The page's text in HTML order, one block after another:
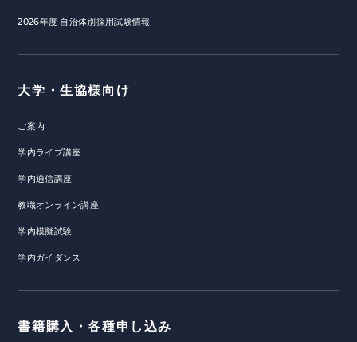
2026年度 自治体別採用試験情報
大学・生協様向け
ご案内
学内ライブ講座
学内通信講座
教職オンライン講座
学内模擬試験
学内ガイダンス
書籍購入・各種申し込み